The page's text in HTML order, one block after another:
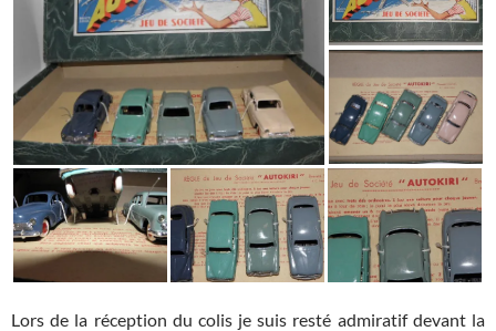
Lors de la réception du colis je suis resté admiratif devant la